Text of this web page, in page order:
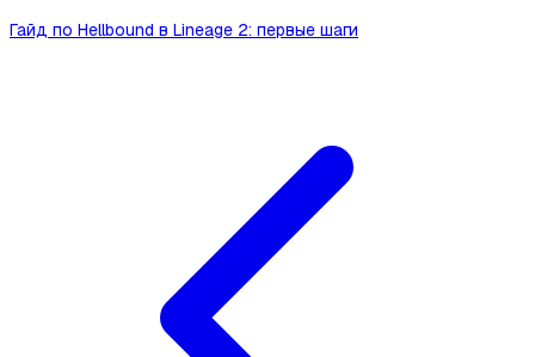
Гайд по Hellbound в Lineage 2: первые шаги